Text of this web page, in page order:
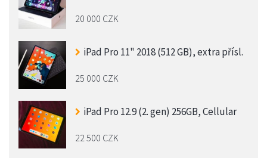
20 000 CZK
iPad Pro 11" 2018 (512 GB), extra přísl.
25 000 CZK
iPad Pro 12.9 (2. gen) 256GB, Cellular
22 500 CZK